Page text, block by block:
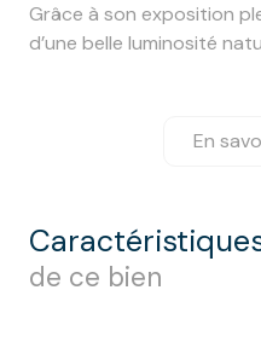
Grâce à son exposition
d’une belle luminosité
grande entrée, d’une
Le premier étage accueille
un salon-séjour de 29 m²,
En
de ce bien